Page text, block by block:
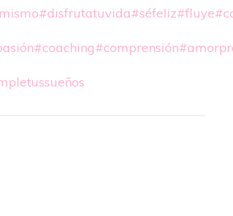
#disfrutatuvida#séfeliz#fluye
#coaching#comprensión